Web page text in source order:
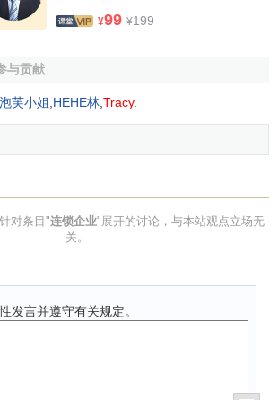
系），监督销售终端在品牌方面的贡献或
连锁企业的一个特性。在连锁企业
业进行低成本营运的基本原则，是
大规模高效运作的前提，这与战略目标
密相关。而且，连锁经营想要系统管理
需要更加简单的方式和更短的途径，需
成复杂的问题，无疑，标准化是个好办
叫连锁，就是因为企业的标准具有可复
¥99 ¥199
与贡献
泡芙小姐 HEHE林 Tracy.
对条目"连锁企业"展开的讨论，与本站观点立场无
关。
发言并遵守有关规定。